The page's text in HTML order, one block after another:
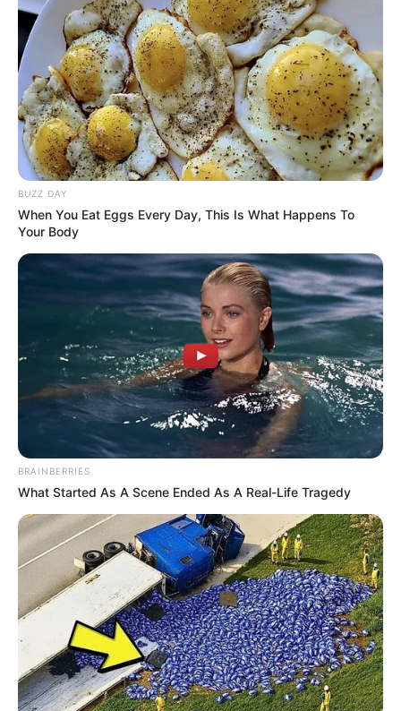
BUZZ DAY
When You Eat Eggs Every Day, This Is What Happens To
Your Body
BRAINBERRIES
What Started As A Scene Ended As A Real-Life Tragedy